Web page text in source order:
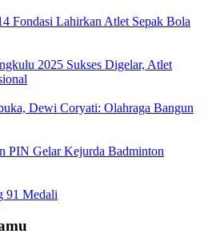
Fondasi Lahirkan Atlet Sepak Bola
2025 Sukses Digelar, Atlet
Dewi Coryati: Olahraga Bangun
PIN Gelar Kejurda Badminton
91 Medali